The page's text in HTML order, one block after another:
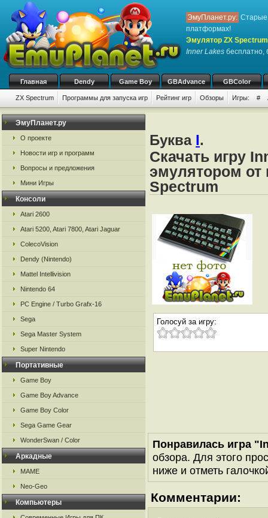
ЭмуПланет.ру: Старые
платформах!
Эмулятор ZX
Inner Lakes бесплатно,
Главная Dendy Game Boy GBAdvance GBColor
ZX Spectrum Программы для запуска игр Рейтинг игр Обзоры Игры: #
ЭмуПланет.ру
О проекте
Новости игр и программ
Вопросы и предложения
Мини Игры
Консоли
Atari 2600
Atari 5200, Atari 7800, Atari Jaguar
ColecoVision
Dendy (Nintendo)
Mattel Intellivision
Nintendo 64
PC Engine / Turbo Grafx-16
Sega
Sega Master System
Super Nintendo
Портативные
Game Boy
Game Boy Advance
Game Boy Color
Sega Game Gear
WonderSwan / Color
Аркадные
MAME
Neo-Geo
Компьютеры
Буква I.
Скачать игру
эмулятором от
Spectrum
Голосуй за игру:
Понравилась игра
обзора. Для этого
ниже и отметь
Комментарии: